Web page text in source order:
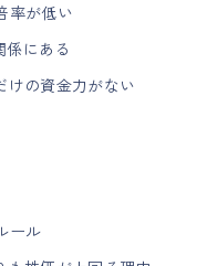
率が低い
係にある
けの資金力がない
ール